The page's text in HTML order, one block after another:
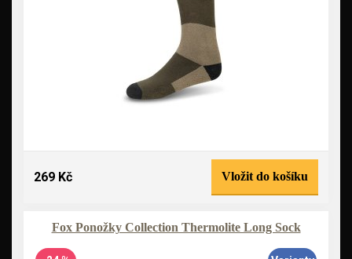
269 Kč Vložit do košíku
Fox Ponožky Collection Thermolite Long Sock